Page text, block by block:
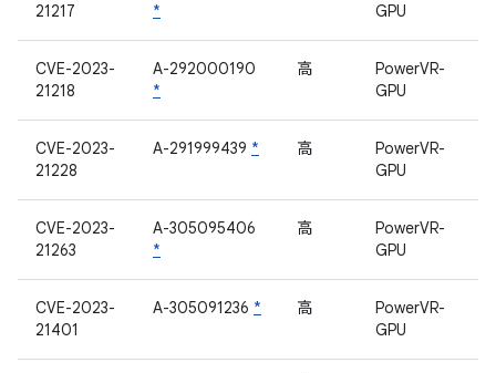
21217
*
GPU
CVE-2023-
21218
A-292000190
*
高
PowerVR-
GPU
CVE-2023-
21228
A-291999439 * 高
PowerVR-
GPU
CVE-2023-
21263
A-305095406
*
高
PowerVR-
GPU
CVE-2023-
21401
A-305091236 * 高
PowerVR-
GPU